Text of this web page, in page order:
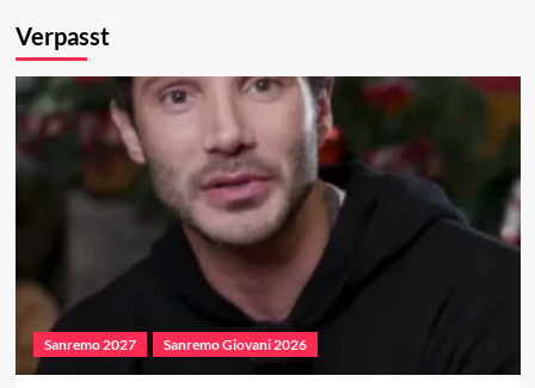
Verpasst
Sanremo 2027 Sanremo Giovani 2026